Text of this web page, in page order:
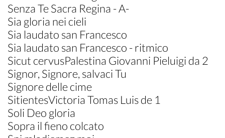
Senza Te Sacra Regina - A-
Sia gloria nei cieli
Sia laudato san Francesco
Sia laudato san Francesco - ritmico
Sicut cervusPalestina Giovanni Pieluigi da 2
Signor, Signore, salvaci Tu
Signore delle cime
SitientesVictoria Tomas Luis de 1
Soli Deo gloria
Sopra il fieno colcato